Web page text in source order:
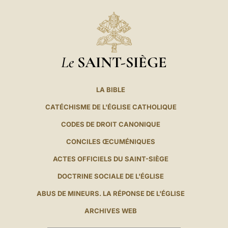
Le SAINT-SIÈGE
LA BIBLE
CATÉCHISME DE L'ÉGLISE CATHOLIQUE
CODES DE DROIT CANONIQUE
CONCILES ŒCUMÉNIQUES
ACTES OFFICIELS DU SAINT-SIÈGE
DOCTRINE SOCIALE DE L'ÉGLISE
ABUS DE MINEURS. LA RÉPONSE DE L'ÉGLISE
ARCHIVES WEB